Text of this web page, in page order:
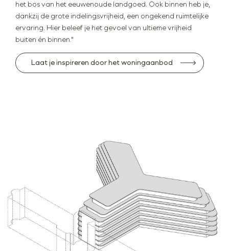
het bos van het eeuwenoude landgoed. Ook binnen heb je,
dankzij de grote indelingsvrijheid, een ongekend ruimtelijke
ervaring. Hier beleef je het gevoel van ultieme vrijheid
buiten én binnen."
Laat je inspireren door het woningaanbod